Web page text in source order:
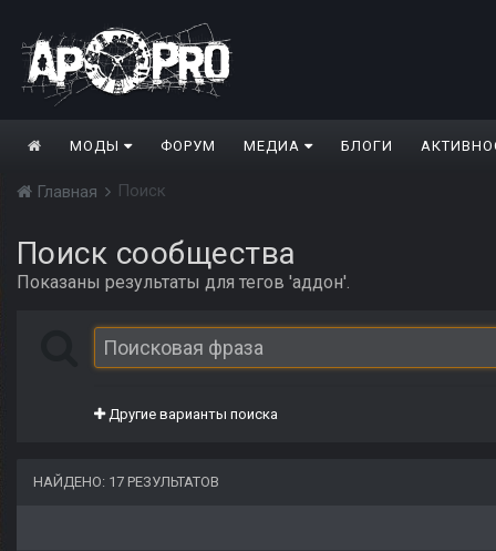
МОДЫ ФОРУМ МЕДИА БЛОГИ
Главная Поиск
Поиск сообщества
Показаны результаты для тегов 'аддон'.
Другие варианты поиска
НАЙДЕНО: 17 РЕЗУЛЬТАТОВ